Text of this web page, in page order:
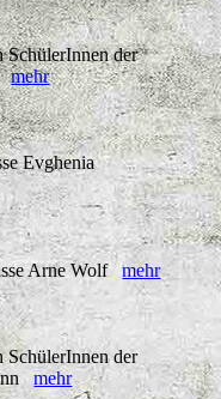
SchülerInnen der
mehr
Evghenia
Arne Wolfmehr
SchülerInnen der
mehr